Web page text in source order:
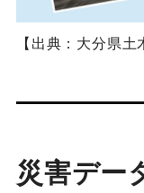
【出典：大分県土
災害デー